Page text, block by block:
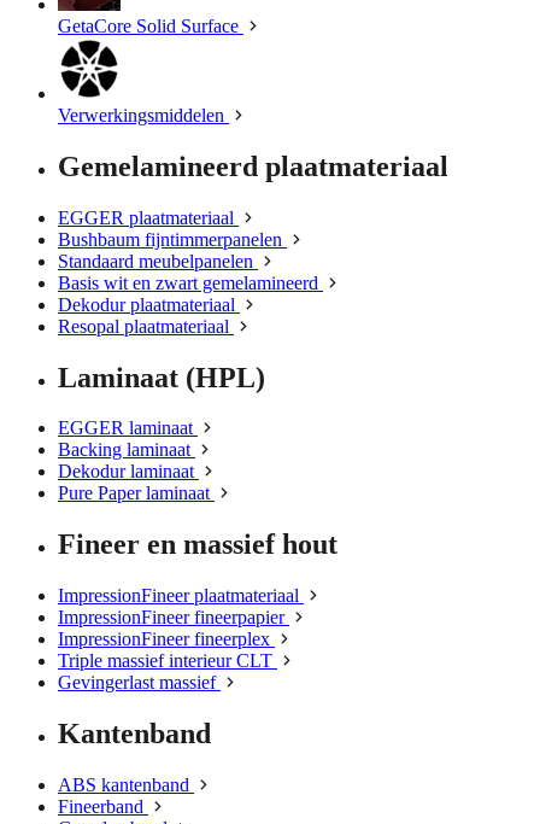
GetaCore Solid Surface
Verwerkingsmiddelen
Gemelamineerd plaatmateriaal
EGGER plaatmateriaal
Bushbaum fijntimmerpanelen
Standaard meubelpanelen
Basis wit en zwart gemelamineerd
Dekodur plaatmateriaal
Resopal plaatmateriaal
Laminaat (HPL)
EGGER laminaat
Backing laminaat
Dekodur laminaat
Pure Paper laminaat
Fineer en massief hout
ImpressionFineer plaatmateriaal
ImpressionFineer fineerpapier
ImpressionFineer fineerplex
Triple massief interieur CLT
Gevingerlast massief
Kantenband
ABS kantenband
Fineerband